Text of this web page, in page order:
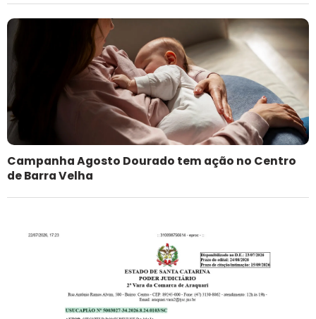
Campanha Agosto Dourado tem ação no Centro
de Barra Velha